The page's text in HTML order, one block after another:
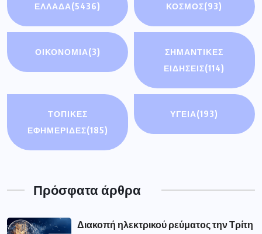
ΕΛΛΑΔΑ(5436) ΚΟΣΜΟΣ(93)
ΟΙΚΟΝΟΜΊΑ(3)
ΣΗΜΑΝΤΙΚΈΣ
ΕΙΔΉΣΕΙΣ(114)
ΤΟΠΙΚΕΣ
ΕΦΗΜΕΡΙΔΕΣ(185)
ΥΓΕΙΑ(193)
Πρόσφατα άρθρα
Διακοπή ηλεκτρικού ρεύματος την Τρίτη